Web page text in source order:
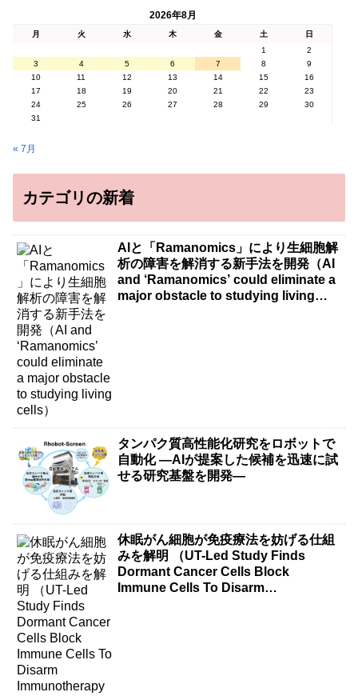
2026年8月
月 火 水 木 金 土
日
1
2
3
4 5 6 7 8
9
10
11 12 13 14 15
16
17
18 19 20 21 22
23
24
25 26 27 28 29
30
31
« 7月
カテゴリの新着
AIと「Ramanomics」により生細胞解
析の障害を解消する新手法を開発（AI
and ‘Ramanomics’ could eliminate a
major obstacle to studying living
タンパク質高性能化研究をロボットで
自動化 ―AIが提案した候補を迅速に試
せる研究基盤を開発―
休眠がん細胞が免疫療法を妨げる仕組
みを解明 （UT-Led Study Finds
Dormant Cancer Cells Block
Immune Cells To Disarm